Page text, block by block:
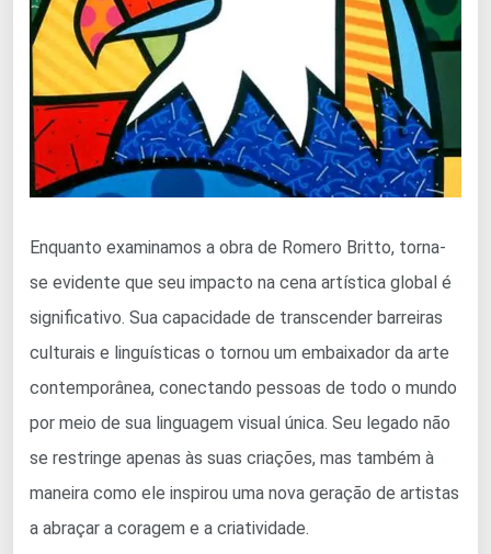
Enquanto examinamos a obra de Romero Britto, torna-
se evidente que seu impacto na cena artística global é
significativo. Sua capacidade de transcender barreiras
culturais e linguísticas o tornou um embaixador da arte
contemporânea, conectando pessoas de todo o mundo
por meio de sua linguagem visual única. Seu legado não
se restringe apenas às suas criações, mas também à
maneira como ele inspirou uma nova geração de artistas
a abraçar a coragem e a criatividade.